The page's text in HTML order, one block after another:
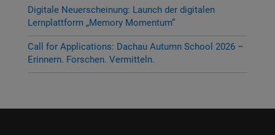
Digitale Neuerscheinung: Launch der digitalen
Lernplattform „Memory Momentum“
Call for Applications: Dachau Autumn School 2026 –
Erinnern. Forschen. Vermitteln.